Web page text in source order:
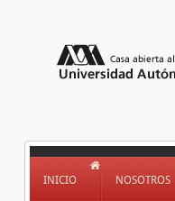
INICIO NOSOTROS